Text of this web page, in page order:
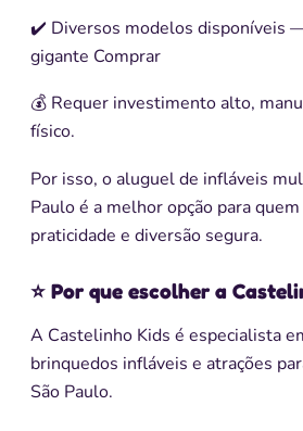
✔️ Diversos modelos disponíveis
gigante Comprar
💰 Requer investimento alto,
físico.
Por isso, o aluguel de infláveis
Paulo é a melhor opção para
praticidade e diversão segura.
⭐ Por que escolher a
A Castelinho Kids é especialista
brinquedos infláveis e atrações
São Paulo.